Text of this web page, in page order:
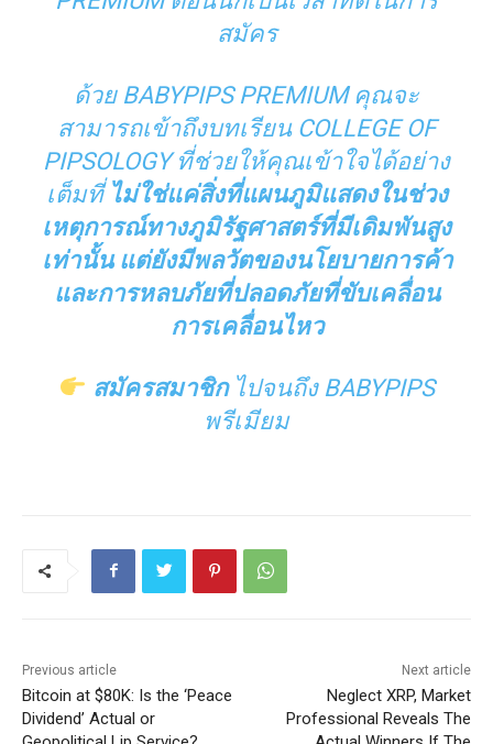
สมัคร
ด้วย BABYPIPS PREMIUM คุณจะ
สามารถเข้าถึงบทเรียน COLLEGE OF
PIPSOLOGY ที่ช่วยให้คุณเข้าใจได้อย่าง
เต็มที่ ไม่ใช่แค่สิ่งที่แผนภูมิแสดงในช่วง
เหตุการณ์ทางภูมิรัฐศาสตร์ที่มีเดิมพันสูง
เท่านั้น แต่ยังมีพลวัตของนโยบายการค้า
และการหลบภัยที่ปลอดภัยที่ขับเคลื่อน
การเคลื่อนไหว
สมัครสมาชิกไปจนถึง BABYPIPS
พรีเมียม
Previous article
Bitcoin at $80K: Is the ‘Peace
Dividend’ Actual or
Next article
Neglect XRP, Market
Professional Reveals The